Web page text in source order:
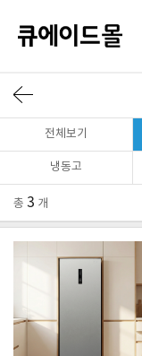
전체보기
냉동고
총 3 개